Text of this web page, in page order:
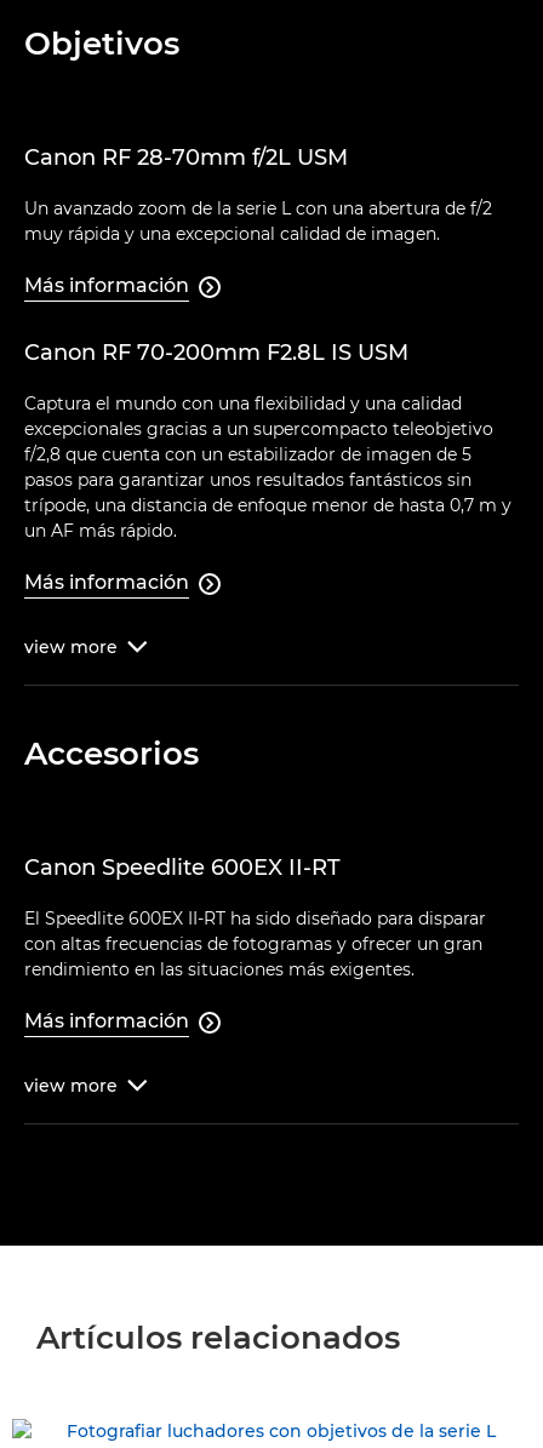
Objetivos
Canon RF 28-70mm f/2L USM
Un avanzado zoom de la serie L con una abertura de f/2
muy rápida y una excepcional calidad de imagen.
Más información 
Canon RF 70-200mm F2.8L IS USM
Captura el mundo con una flexibilidad y una calidad
excepcionales gracias a un supercompacto teleobjetivo
f/2,8 que cuenta con un estabilizador de imagen de 5
pasos para garantizar unos resultados fantásticos sin
trípode, una distancia de enfoque menor de hasta 0,7 m y
un AF más rápido.
Más información 
view more 
Accesorios
Canon Speedlite 600EX II-RT
El Speedlite 600EX II-RT ha sido diseñado para disparar
con altas frecuencias de fotogramas y ofrecer un gran
rendimiento en las situaciones más exigentes.
Más información 
view more 
Artículos relacionados